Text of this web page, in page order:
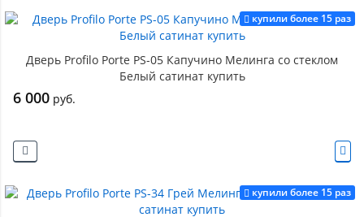
купили более 15 раз
Дверь Profilo Porte PS-05 Капучино Мелинга со стеклом
Белый сатинат купить
6 000 руб.
купили более 15 раз